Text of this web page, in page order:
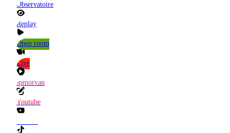
Observatoire
Replay
Open room
Live
Jpmorvan
Youtube